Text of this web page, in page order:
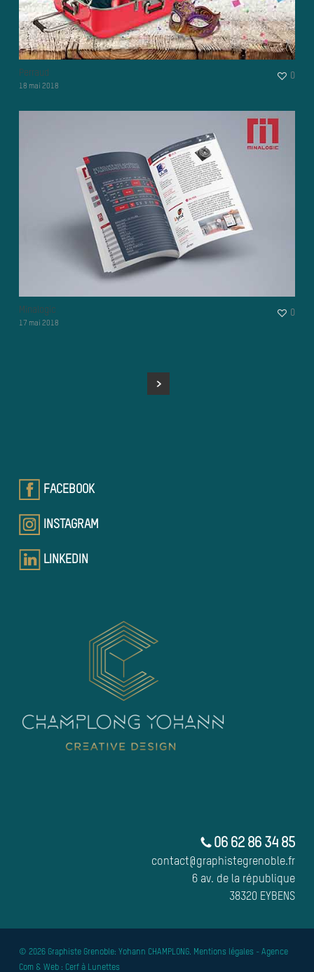
Perraud
18 mai 2018
0
Minalogic
17 mai 2018
0
FACEBOOK
INSTAGRAM
LINKEDIN
06 62 86 34 85
contact@graphistegrenoble.fr
6 av. de la république
38320 EYBENS
© 2026 Graphiste Grenoble: Yohann CHAMPLONG. Mentions légales - Agence
Com & Web : Cerf à Lunettes